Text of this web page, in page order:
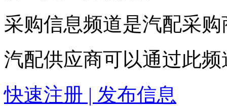
采购信息频道是汽配采
汽配供应商可以通过此
快速注册 | 发布信息